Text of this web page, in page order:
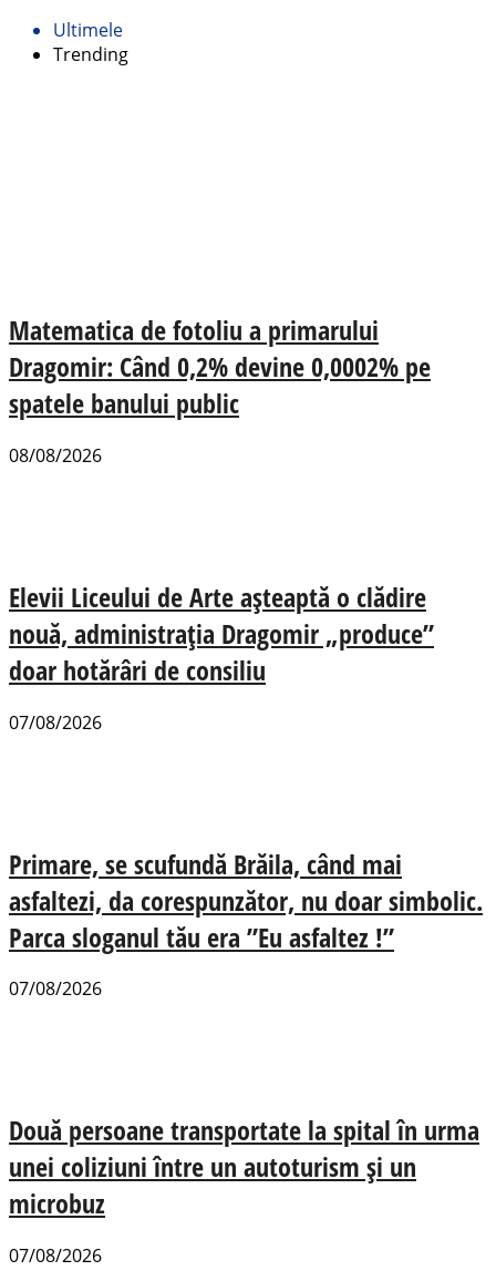
Ultimele
Trending
Matematica de fotoliu a primarului
Dragomir: Când 0,2% devine 0,0002% pe
spatele banului public
08/08/2026
Elevii Liceului de Arte așteaptă o clădire
nouă, administrația Dragomir „produce”
doar hotărâri de consiliu
07/08/2026
Primare, se scufundă Brăila, când mai
asfaltezi, da corespunzător, nu doar simbolic.
Parca sloganul tău era ”Eu asfaltez !”
07/08/2026
Două persoane transportate la spital în urma
unei coliziuni între un autoturism și un
microbuz
07/08/2026